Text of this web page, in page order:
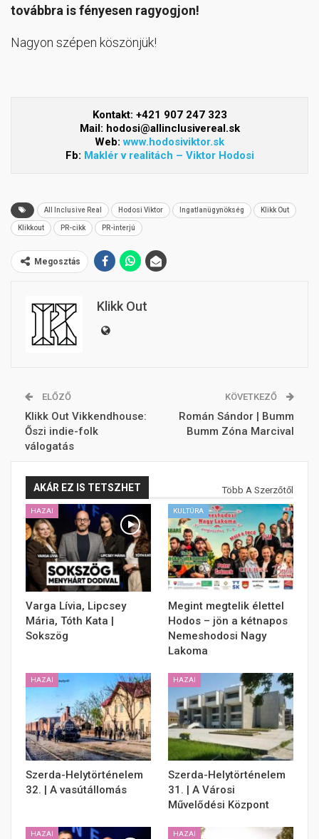
továbbra is fényesen ragyogjon!
Nagyon szépen köszönjük!
Kontakt: +421 907 247 323
Mail: hodosi@allinclusivereal.sk
Web:www.hodosiviktor.sk
Fb: Maklér v realitách – Viktor Hodosi
All Inclusive Real Hodosi Viktor Ingatlanügynökség Klikk Out
Klikkout PR-cikk PR-interjú
Megosztás
Klikk Out
ELŐZŐ
Klikk Out Vikkendhouse:
Őszi indie-folk
válogatás
KÖVETKEZŐ
Román Sándor | Bumm
Bumm Zóna Marcival
AKÁR EZ IS TETSZHET Több A Szerzőtől
HAZAI
Varga Lívia, Lipcsey
Mária, Tóth Kata |
Sokszög
KULTÚRA
Megint megtelik élettel
Hodos – jön a kétnapos
Nemeshodosi Nagy
Lakoma
HAZAI
Szerda-Helytörténelem
32. | A vasútállomás
HAZAI
Szerda-Helytörténelem
31. | A Városi
Művelődési Központ
HAZAI HAZAI